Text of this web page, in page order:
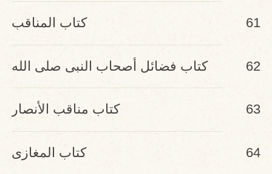
61 كتاب المناقب
62 كتاب فضائل أصحاب النبى صلى الله
عليه وسلم 63 كتاب مناقب الأنصار
64 كتاب المغازى